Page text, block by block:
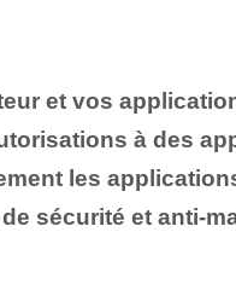
et vos
à des
les
sécurité et anti-